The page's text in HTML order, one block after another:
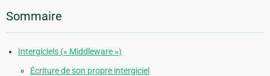
Sommaire
Intergiciels (« Middleware »)
Écriture de son propre intergiciel